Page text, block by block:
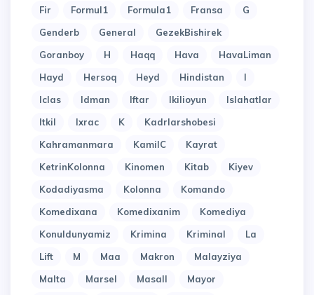
Fir
Formul1 Formula1 Fransa
G
Genderb
General
GezekBishirek
Goranboy
H Haqq Hava
HavaLiman
Hayd
Hersoq Heyd Hindistan
I
Iclas
Idman Iftar Ikilioyun
Islahatlar
Itkil
Ixrac K
Kadrlarshobesi
Kahramanmara
KamilC
Kayrat
KetrinKolonna
Kinomen Kitab
Kiyev
Kodadiyasma
Kolonna
Komando
Komedixana
Komedixanim
Komediya
Konuldunyamiz
Krimina Kriminal
La
Lift
M Maa Makron
Malayziya
Malta
Marsel Masall
Mayor